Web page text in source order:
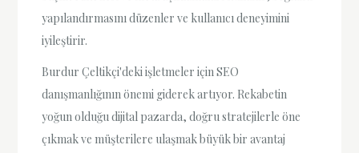
yapılandırmasını düzenler ve kullanıcı deneyimini
iyileştirir.
Burdur Çeltikçi'deki işletmeler için SEO
danışmanlığının önemi giderek artıyor. Rekabetin
yoğun olduğu dijital pazarda, doğru stratejilerle öne
çıkmak ve müşterilere ulaşmak büyük bir avantaj